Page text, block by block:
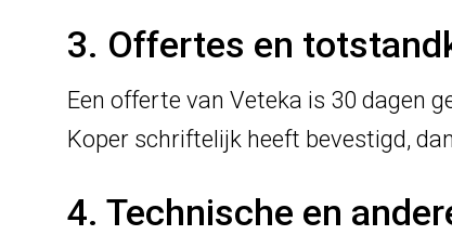
3. Offertes en
Een offerte van Veteka is 30 dagen
Koper schriftelijk heeft bevestigd,
4. Technische en